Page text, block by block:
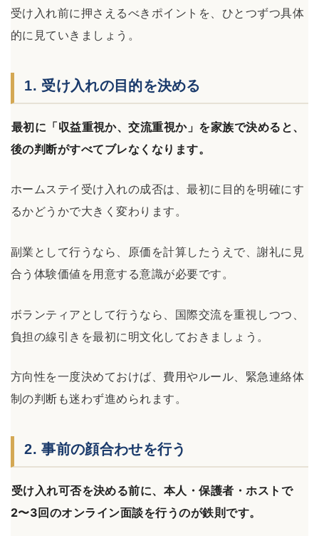
受け入れ前に押さえるべきポイントを、ひとつずつ具体
的に見ていきましょう。
1. 受け入れの目的を決める
最初に「収益重視か、交流重視か」を家族で決めると、
後の判断がすべてブレなくなります。
ホームステイ受け入れの成否は、最初に目的を明確にす
るかどうかで大きく変わります。
副業として行うなら、原価を計算したうえで、謝礼に見
合う体験価値を用意する意識が必要です。
ボランティアとして行うなら、国際交流を重視しつつ、
負担の線引きを最初に明文化しておきましょう。
方向性を一度決めておけば、費用やルール、緊急連絡体
制の判断も迷わず進められます。
2. 事前の顔合わせを行う
受け入れ可否を決める前に、本人・保護者・ホストで
2〜3回のオンライン面談を行うのが鉄則です。